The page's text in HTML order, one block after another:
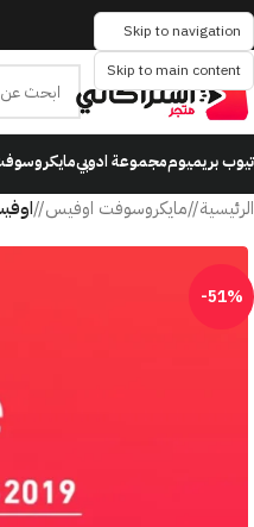
Skip to navigation
Skip to main content
بريميوممجموعة ادوبي
الرئيسية/ مايكروسوفت اوفيس/
-51%